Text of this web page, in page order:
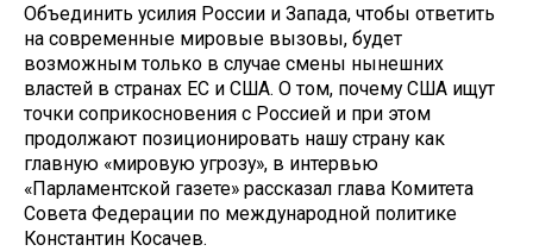
Объединить усилия России и Запада, чтобы ответить
на современные мировые вызовы, будет
возможным только в случае смены нынешних
властей в странах ЕС и США. О том, почему США ищут
точки соприкосновения с Россией и при этом
продолжают позиционировать нашу страну как
главную «мировую угрозу», в интервью
«Парламентской газете» рассказал глава Комитета
Совета Федерации по международной политике
Константин Косачев.